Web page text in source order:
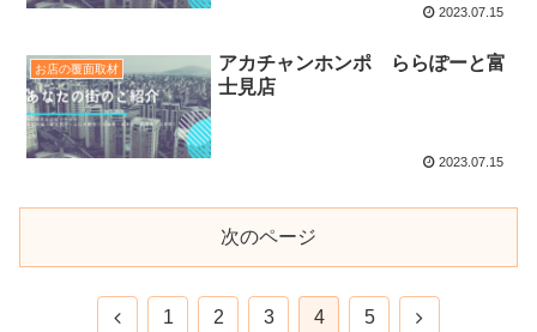
2023.07.15
お店の覆面取材
アカチャンホンポ ららぽーと富
士見店
2023.07.15
次のページ
1 2 3 4 5